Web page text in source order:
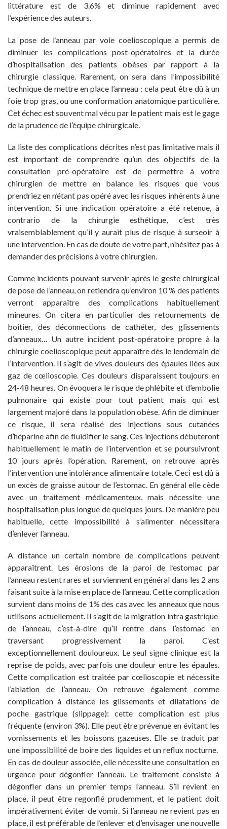
littérature est de 3.6% et diminue rapidement avec
l’expérience des auteurs.
La pose de l’anneau par voie coelioscopique a permis de
diminuer les complications post-opératoires et la durée
d’hospitalisation des patients obèses par rapport à la
chirurgie classique. Rarement, on sera dans l’impossibilité
technique de mettre en place l’anneau : cela peut être dû à un
foie trop gras, ou une conformation anatomique particulière.
Cet échec est souvent mal vécu par le patient mais est le gage
de la prudence de l’équipe chirurgicale.
La liste des complications décrites n’est pas limitative mais il
est important de comprendre qu’un des objectifs de la
consultation pré-opératoire est de permettre à votre
chirurgien de mettre en balance les risques que vous
prendriez en n’étant pas opéré avec les risques inhérents à une
intervention. Si une indication opératoire a été retenue, à
contrario de la chirurgie esthétique, c’est très
vraisemblablement qu’il y aurait plus de risque à surseoir à
une intervention. En cas de doute de votre part, n’hésitez pas à
demander des précisions à votre chirurgien.
Comme incidents pouvant survenir après le geste chirurgical
de pose de l’anneau, on retiendra qu’environ 10 % des patients
verront apparaître des complications habituellement
mineures. On citera en particulier des retournements de
boîtier, des déconnections de cathéter, des glissements
d’anneaux… Un autre incident post-opératoire propre à la
chirurgie coelioscopique peut apparaître dès le lendemain de
l’intervention. Il s’agit de vives douleurs des épaules liées aux
gaz de cœlioscopie. Ces douleurs disparaissent toujours en
24-48 heures. On évoquera le risque de phlébite et d’embolie
pulmonaire qui existe pour tout patient mais qui est
largement majoré dans la population obèse. Afin de diminuer
ce risque, il sera réalisé des injections sous cutanées
d’héparine afin de fluidifier le sang. Ces injections débuteront
habituellement le matin de l’intervention et se poursuivront
10 jours après l’opération. Rarement, on retrouve après
l’intervention une intolérance alimentaire totale. Ceci est dû à
un excès de graisse autour de l’estomac. En général elle cède
avec un traitement médicamenteux, mais nécessite une
hospitalisation plus longue de quelques jours. De manière peu
habituelle, cette impossibilité à s’alimenter nécessitera
d’enlever l’anneau.
A distance un certain nombre de complications peuvent
apparaîtrent. Les érosions de la paroi de l’estomac par
l’anneau restent rares et surviennent en général dans les 2 ans
faisant suite à la mise en place de l’anneau. Cette complication
survient dans moins de 1% des cas avec les anneaux que nous
utilisons actuellement. Il s’agit de la migration intra gastrique
de l’anneau, c’est-à-dire qu’il rentre dans l’estomac en
traversant progressivement la paroi. C’est
exceptionnellement douloureux. Le seul signe clinique est la
reprise de poids, avec parfois une douleur entre les épaules.
Cette complication est traitée par cœlioscopie et nécessite
l’ablation de l’anneau. On retrouve également comme
complication à distance les glissements et dilatations de
poche gastrique (slippage): cette complication est plus
fréquente (environ 3%). Elle peut être prévenue en évitant les
vomissements et les boissons gazeuses. Elle se traduit par
une impossibilité de boire des liquides et un reflux nocturne.
En cas de douleur associée, elle nécessite une consultation en
urgence pour dégonfler l’anneau. Le traitement consiste à
dégonfler dans un premier temps l’anneau. S’il revient en
place, il peut être regonflé prudemment, et le patient doit
impérativement éviter de vomir. Si l’anneau ne revient pas en
place, il est préférable de l’enlever et d’envisager une nouvelle